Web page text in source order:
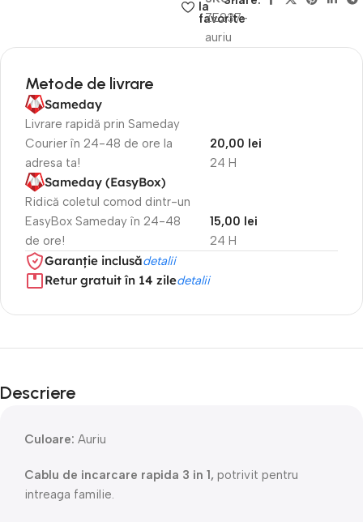
la
favorite
ZE237-
auriu
Metode de livrare
Sameday
Livrare rapidă prin Sameday
Courier în 24-48 de ore la
adresa ta!
24 H
20,00 lei
Sameday (EasyBox)
Ridică coletul comod dintr-un
EasyBox Sameday în 24-48
de ore!
24 H
15,00 lei
Garanție inclusădetalii
Retur gratuit în 14 ziledetalii
Descriere
Culoare: Auriu
Cablu de incarcare rapida 3 in 1, potrivit pentru
intreaga familie.